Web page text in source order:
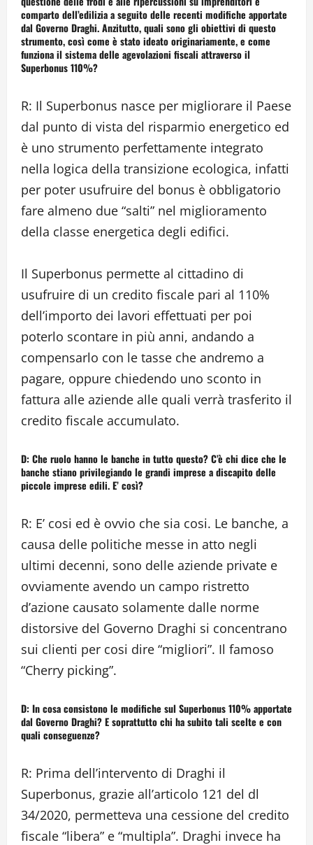
comparto dell’edilizia a seguito delle recenti modifiche apportate
dal Governo Draghi. Anzitutto, quali sono gli obiettivi di questo
strumento, così come è stato ideato originariamente, e come
funziona il sistema delle agevolazioni fiscali attraverso il
Superbonus 110%?
R: Il Superbonus nasce per migliorare il Paese
dal punto di vista del risparmio energetico ed
è uno strumento perfettamente integrato
nella logica della transizione ecologica, infatti
per poter usufruire del bonus è obbligatorio
fare almeno due “salti” nel miglioramento
della classe energetica degli edifici.
Il Superbonus permette al cittadino di
usufruire di un credito fiscale pari al 110%
dell’importo dei lavori effettuati per poi
poterlo scontare in più anni, andando a
compensarlo con le tasse che andremo a
pagare, oppure chiedendo uno sconto in
fattura alle aziende alle quali verrà trasferito il
credito fiscale accumulato.
D: Che ruolo hanno le banche in tutto questo? C’è chi dice che le
banche stiano privilegiando le grandi imprese a discapito delle
piccole imprese edili. E’ così?
R: E’ cosi ed è ovvio che sia cosi. Le banche, a
causa delle politiche messe in atto negli
ultimi decenni, sono delle aziende private e
ovviamente avendo un campo ristretto
d’azione causato solamente dalle norme
distorsive del Governo Draghi si concentrano
sui clienti per cosi dire “migliori”. Il famoso
“Cherry picking”.
D: In cosa consistono le modifiche sul Superbonus 110% apportate
dal Governo Draghi? E soprattutto chi ha subito tali scelte e con
quali conseguenze?
R: Prima dell’intervento di Draghi il
Superbonus, grazie all’articolo 121 del dl
34/2020, permetteva una cessione del credito
fiscale “libera” e “multipla”. Draghi invece ha